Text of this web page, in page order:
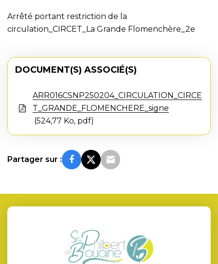
Arrêté portant restriction de la
circulation_CIRCET_La Grande Flomenchère_2e
DOCUMENT(S) ASSOCIÉ(S)
ARR016CSNP250204_CIRCULATION_CIRCE
T_GRANDE_FLOMENCHERE_signe
524,77 Ko, pdf
Partager sur :